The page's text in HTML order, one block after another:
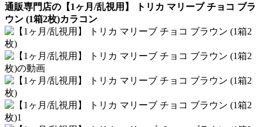
通販専門店の【1ヶ月/乱視用】 トリカ マリーブ チョコ ブラ
ウン (1箱2枚)カラコン